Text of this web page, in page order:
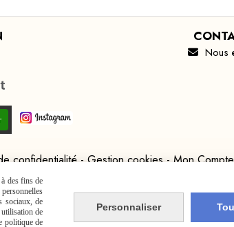
 Nous
confidentialité Gestion cookies Mon Compte
des fins de
sociaux, de
de
politique de
Personnaliser